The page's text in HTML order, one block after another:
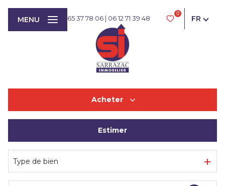
05 65 37 78 06 06 12 71 39 48
0
FR
MENU
Acheter
Estimer
Type de bien